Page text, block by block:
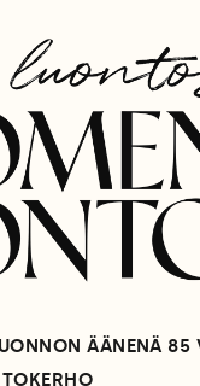
ÄÄNENÄ 85